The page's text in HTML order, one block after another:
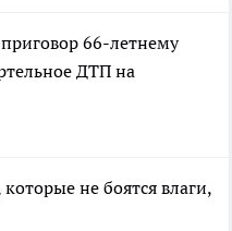
66-летнему
ДТП на
не боятся влаги,